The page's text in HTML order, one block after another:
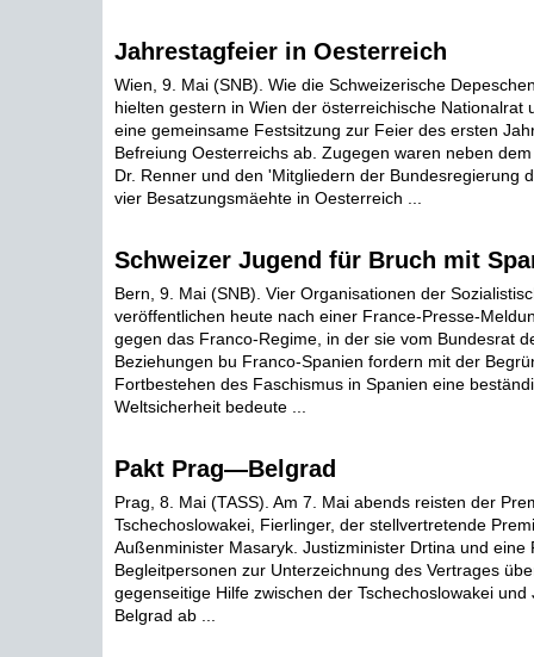
Jahrestagfeier in Oesterreich
Wien, 9. Mai (SNB). Wie die Schweizerische
hielten gestern in Wien der österreichische Nationalrat
eine gemeinsame Festsitzung zur Feier des ersten
Befreiung Oesterreichs ab. Zugegen waren neben
Dr. Renner und den 'Mitgliedern der Bundesregierung
vier Besatzungsmäehte in Oesterreich ...
Schweizer Jugend für Bruch mit
Bern, 9. Mai (SNB). Vier Organisationen der
veröffentlichen heute nach einer France-Presse-
gegen das Franco-Regime, in der sie vom Bundesrat
Beziehungen bu Franco-Spanien fordern mit der
Fortbestehen des Faschismus in Spanien eine
Weltsicherheit bedeute ...
Pakt Prag—Belgrad
Prag, 8. Mai (TASS). Am 7. Mai abends reisten der
Tschechoslowakei, Fierlinger, der stellvertretende
Außenminister Masaryk. Justizminister Drtina und eine
Begleitpersonen zur Unterzeichnung des Vertrages
gegenseitige Hilfe zwischen der Tschechoslowakei und
Belgrad ab ...